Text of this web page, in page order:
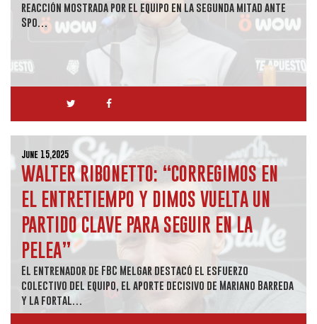
reacción mostrada por el equipo en la segunda mitad ante
Spo…
June 15,2025
WALTER RIBONETTO: “CORREGIMOS EN
EL ENTRETIEMPO Y DIMOS VUELTA UN
PARTIDO CLAVE PARA SEGUIR EN LA
PELEA”
El entrenador de FBC Melgar destacó el esfuerzo
colectivo del equipo, el aporte decisivo de Mariano Barreda
y la fortal…